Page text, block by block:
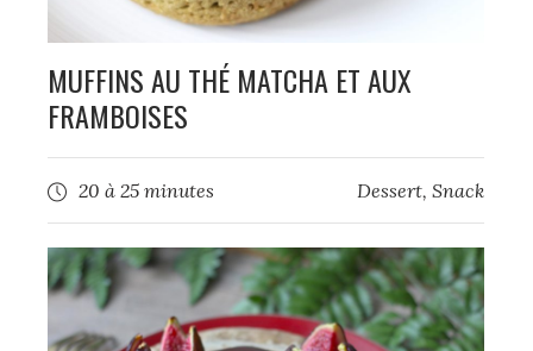
MUFFINS AU THÉ MATCHA ET AUX
FRAMBOISES
20 à 25 minutes Dessert, Snack